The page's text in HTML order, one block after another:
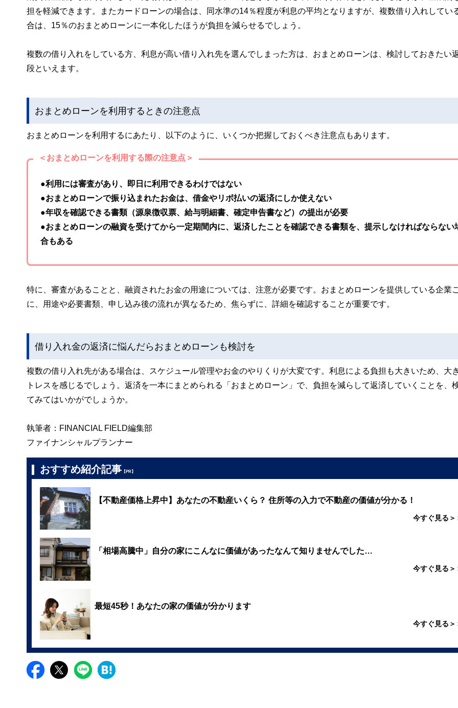
担を軽減できます。またカードローンの場合は、同水準の14％程度が利息の平均となりますが、複数借り入れしてい
合は、15％のおまとめローンに一本化したほうが負担を減らせるでしょう。
複数の借り入れをしている方、利息が高い借り入れ先を選んでしまった方は、おまとめローンは、検討しておきたい
段といえます。
おまとめローンを利用するときの注意点
おまとめローンを利用するにあたり、以下のように、いくつか把握しておくべき注意点もあります。
＜おまとめローンを利用する際の注意点＞
●利用には審査があり、即日に利用できるわけではない
●おまとめローンで振り込まれたお金は、借金やリボ払いの返済にしか使えない
●年収を確認できる書類（源泉徴収票、給与明細書、確定申告書など）の提出が必要
●おまとめローンの融資を受けてから一定期間内に、返済したことを確認できる書類を、提示しなければならない
合もある
特に、審査があることと、融資されたお金の用途については、注意が必要です。おまとめローンを提供している企業
に、用途や必要書類、申し込み後の流れが異なるため、焦らずに、詳細を確認することが重要です。
借り入れ金の返済に悩んだらおまとめローンも検討を
複数の借り入れ先がある場合は、スケジュール管理やお金のやりくりが大変です。利息による負担も大きいため、大
トレスを感じるでしょう。返済を一本にまとめられる「おまとめローン」で、負担を減らして返済していくことを、
てみてはいかがでしょうか。
執筆者：FINANCIAL FIELD編集部
ファイナンシャルプランナー
おすすめ紹介記事 【PR】
【不動産価格上昇中】あなたの不動産いくら？ 住所等の入力で不動産の価値が分かる！
今すぐ見る＞
「相場高騰中」自分の家にこんなに価値があったなんて知りませんでした…
今すぐ見る＞
最短45秒！あなたの家の価値が分かります
今すぐ見る＞